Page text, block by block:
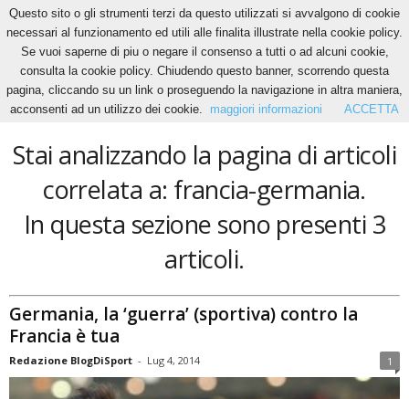
Home Tags Francia-germania
francia-germania
Stai analizzando la pagina di articoli
correlata a: francia-germania.
In questa sezione sono presenti 3
articoli.
Germania, la ‘guerra’ (sportiva) contro la
Francia è tua
Redazione BlogDiSport - Lug 4, 2014 1
Questo sito o gli strumenti terzi da questo utilizzati si avvalgono di cookie
necessari al funzionamento ed utili alle finalita illustrate nella cookie policy.
Se vuoi saperne di piu o negare il consenso a tutti o ad alcuni cookie,
consulta la cookie policy. Chiudendo questo banner, scorrendo questa
pagina, cliccando su un link o proseguendo la navigazione in altra maniera,
acconsenti ad un utilizzo dei cookie.
maggiori informazioni ACCETTA